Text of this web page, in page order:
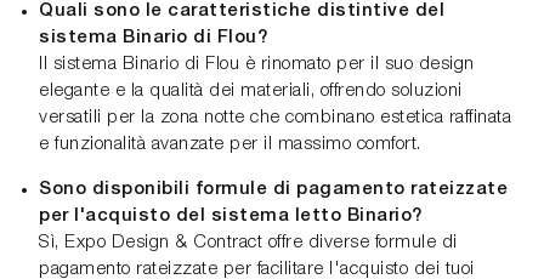
Quali sono le caratteristiche distintive del
sistema Binario di Flou?
Il sistema Binario di Flou è rinomato per il suo design
elegante e la qualità dei materiali, offrendo soluzioni
versatili per la zona notte che combinano estetica raffinata
e funzionalità avanzate per il massimo comfort.
Sono disponibili formule di pagamento rateizzate
per l'acquisto del sistema letto Binario?
Sì, Expo Design & Contract offre diverse formule di
pagamento rateizzate per facilitare l'acquisto dei tuoi